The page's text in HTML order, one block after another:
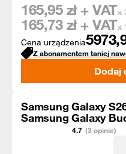
Cena urządzenia
165,95 zł + VATx
165,73 zł + VATx
Z abonamentem taniej
Dodaj
Samsung Galaxy
Samsung Galaxy
4.7 (3 opinie)